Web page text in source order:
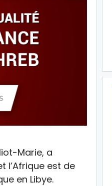
Marie, a
l’Afrique est de
en Libye.